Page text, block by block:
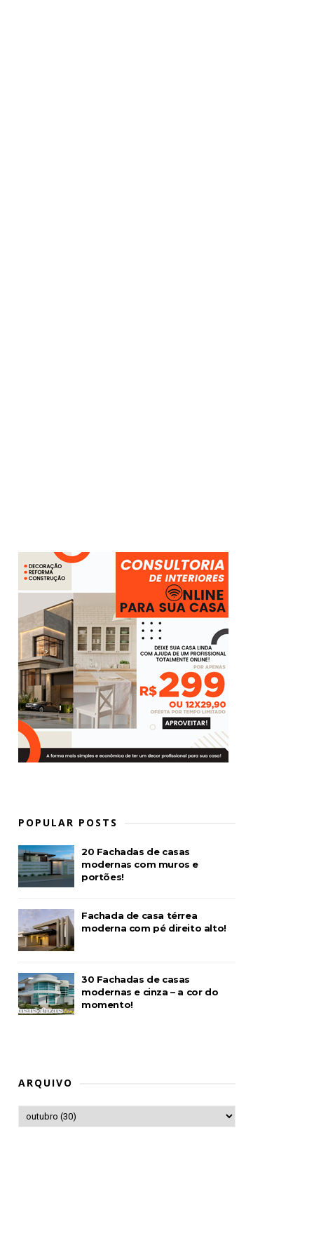
POPULAR POSTS
20 Fachadas de casas
modernas com muros e
portões!
Fachada de casa térrea
moderna com pé direito alto!
30 Fachadas de casas
modernas e cinza – a cor do
momento!
ARQUIVO